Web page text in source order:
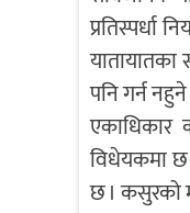
प्रतिस्पर्धा
पनि गर्न
एकाधिकार
विधेयकमा छ
छ । कसुरको